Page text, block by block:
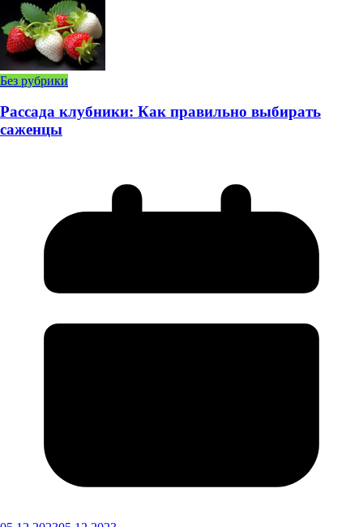
Без рубрики
Рассада клубники: Как правильно выбирать
саженцы